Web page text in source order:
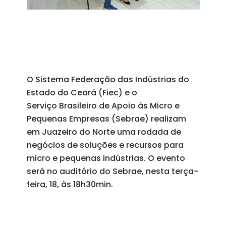
O Sistema Federação das Indústrias do
Estado do Ceará (Fiec) e o
Serviço Brasileiro de Apoio às Micro e
Pequenas Empresas (Sebrae) realizam
em Juazeiro do Norte uma rodada de
negócios de soluções e recursos para
micro e pequenas indústrias. O evento
será no auditório do Sebrae, nesta terça-
feira, 18, às 18h30min.